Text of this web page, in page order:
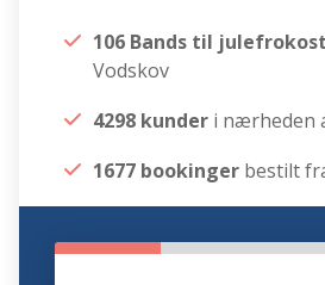
106 Bands til
Vodskov
4298 kunder i nærheden
1677 bookinger bestilt